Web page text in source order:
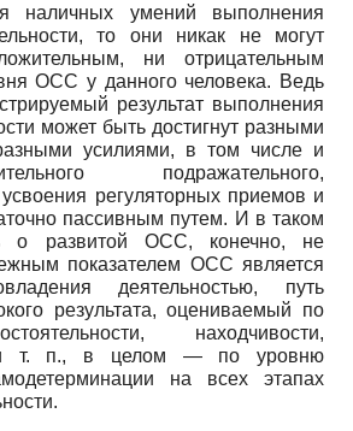
наличных умений выполнения
то они никак не могут
ни отрицательным
ОСС у данного человека. Ведь
результат выполнения
может быть достигнут разными
усилиями, в том числе и
подражательного,
усвоения регуляторных приемов и
пассивным путем. И в таком
о развитой ОСС, конечно, не
показателем ОСС является
деятельностью, путь
результата, оцениваемый по
находчивости,
и т. п., в целом — по уровню
на всех этапах